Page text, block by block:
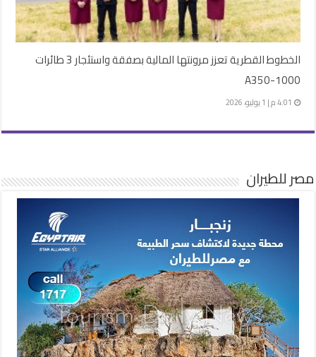
الخطوط القطرية تعزز مرونتها المالية بصفقة واستئجار 3 طائرات
A350-1000
4:01 م | 1 يوليو، 2026
مصر للطيران